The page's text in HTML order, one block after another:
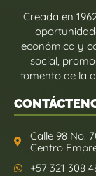
Creada en
económica y
social,
fomento de la
Calle 98 No.
Centro
+57 321 308